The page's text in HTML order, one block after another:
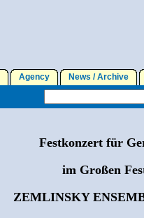
Agency News / Archive
Festkonzert für
im Großen
ZEMLINSKY